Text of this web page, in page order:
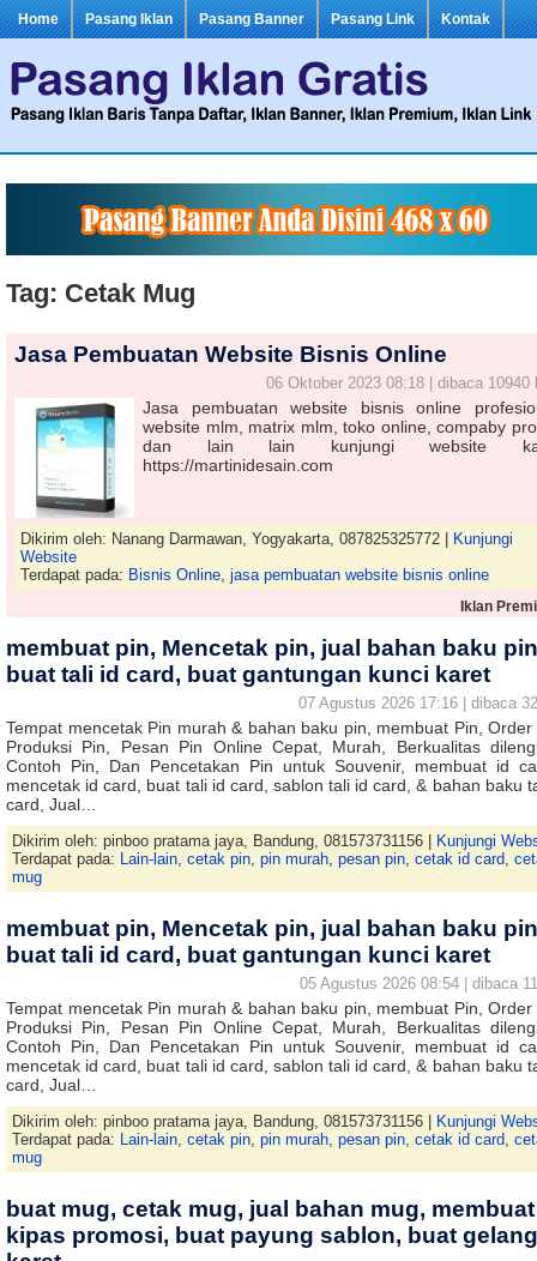
Home Pasang Iklan Pasang Banner Pasang Link Kontak
Tag: Cetak Mug
Jasa Pembuatan Website Bisnis Online
06 Oktober 2023 08:18 | dibaca 10940
Jasa pembuatan website bisnis online
website mlm, matrix mlm, toko online, compaby
dan lain lain kunjungi website
https://martinidesain.com
Dikirim oleh: Nanang Darmawan, Yogyakarta, 087825325772 |
Kunjungi
Website
Terdapat pada: Bisnis Online, jasa pembuatan website bisnis online
Iklan
membuat pin, Mencetak pin, jual bahan baku
buat tali id card, buat gantungan kunci karet
07 Agustus 2026 17:16 | dibaca
Tempat mencetak Pin murah & bahan baku pin, membuat Pin, Order
Produksi Pin, Pesan Pin Online Cepat, Murah, Berkualitas
Contoh Pin, Dan Pencetakan Pin untuk Souvenir, membuat id
mencetak id card, buat tali id card, sablon tali id card, & bahan baku
card, Jual…
Dikirim oleh: pinboo pratama jaya, Bandung, 081573731156 |
Kunjungi
Terdapat pada: Lain-lain, cetak pin, pin murah, pesan pin, cetak id card,
mug
membuat pin, Mencetak pin, jual bahan baku
buat tali id card, buat gantungan kunci karet
05 Agustus 2026 08:54 | dibaca
Tempat mencetak Pin murah & bahan baku pin, membuat Pin, Order
Produksi Pin, Pesan Pin Online Cepat, Murah, Berkualitas
Contoh Pin, Dan Pencetakan Pin untuk Souvenir, membuat id
mencetak id card, buat tali id card, sablon tali id card, & bahan baku
card, Jual…
Dikirim oleh: pinboo pratama jaya, Bandung, 081573731156 |
Kunjungi
Terdapat pada: Lain-lain, cetak pin, pin murah, pesan pin, cetak id card,
mug
buat mug, cetak mug, jual bahan mug, membuat
kipas promosi, buat payung sablon, buat gelang